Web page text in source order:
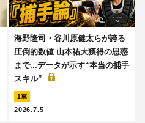
海野隆司・谷川原健太らが誇る
圧倒的数値 山本祐大獲得の思惑
まで...データが示す“本当の捕手
スキル”
1軍
2026.7.5